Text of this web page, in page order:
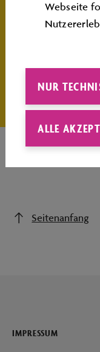
Eintrittskarte
Seitenanfang
IMPRESSUM
Webseite
NUR
ALLE